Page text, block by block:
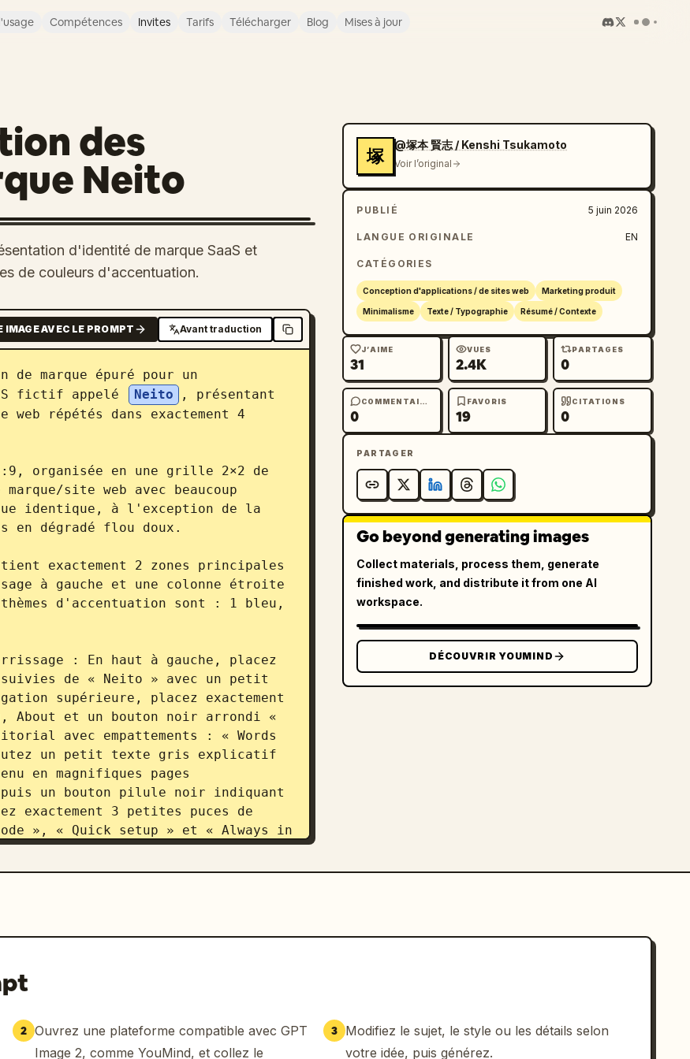
Compétences Invites Tarifs Télécharger Blog Mises à jour
des
Neito
d'identité de marque SaaS et
de couleurs d'accentuation.
IMAGE AVEC LE PROMPT Avant traduction
marque épuré pour un
fictif appelé
Neito
, présentant
répétés dans exactement 4
organisée en une grille 2×2 de
site web avec beaucoup
identique, à l'exception de la
en dégradé flou doux.
exactement 2 zones principales
à gauche et une colonne étroite
d'accentuation sont : 1 bleu,
: En haut à gauche, placez
suivies de « Neito » avec un petit
supérieure, placez exactement
About et un bouton noir arrondi «
avec empattements : « Words
un petit texte gris explicatif
en magnifiques pages
un bouton pilule noir indiquant
exactement 3 petites puces de
», « Quick setup » et « Always in
un immense anneau en dégradé
du panneau.
mail/saisie, un bouton noir «
abstrait. La carte 3 est numérotée
» avec un petit texte descriptif et
rogné en bas à droite.
塚
@塚本 賢志 / Kenshi Tsukamoto
Voir l’original
PUBLIÉ 5 juin 2026
LANGUE ORIGINALE EN
CATÉGORIES
Conception d'applications / de sites web Marketing produit
Minimalisme Texte / Typographie Résumé / Contexte
J’AIME
31
VUES
2.4K
PARTAGES
0
COMMENTAIRES
0
FAVORIS
19
CITATIONS
0
PARTAGER
Go beyond generating images
Collect materials, process them, generate
finished work, and distribute it from one AI
workspace.
DÉCOUVRIR YOUMIND
2 Ouvrez une plateforme compatible avec GPT
Image 2, comme YouMind, et collez le
3
Modifiez le sujet, le style ou les détails selon
votre idée, puis générez.